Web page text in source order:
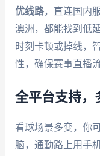
优线路，直连国内
澳洲，都能找到低
时刻卡顿或掉线，
性，确保赛事直播
全平台支持，
看球场景多变，你
脑，通勤路上用手